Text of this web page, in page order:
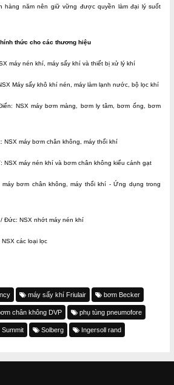
hàng năm nên giữ vững được quyền làm đại lý suốt
thức cho các thương hiệu
máy nén khí, máy sấy khí và thiết bị xử lý khí
Máy sấy khô khí nén, máy làm lạnh nước, bộ lọc khí
NSX máy bơm màng, bơm ly tâm, bơm ống, bơm
NSX máy bơm chân không, máy thổi khí
NSX máy nén khí và bơm chân không kiểu cánh gạt
bơm chân không, máy thổi khí - Ứng dụng trong
Đức: NSX nhớt máy nén khí
các loại lọc
máy sấy khí Friulair bơm Becker
chân không DVP phụ tùng pneumofore
Solberg Ingersoll rand